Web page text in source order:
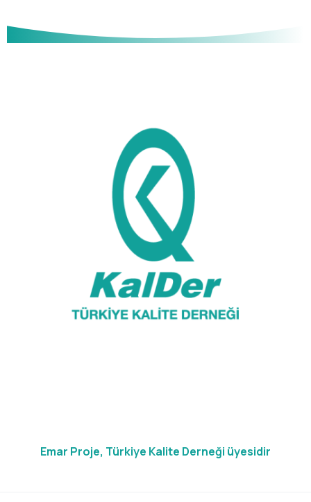
Emar Proje, Türkiye Kalite Derneği üyesidir